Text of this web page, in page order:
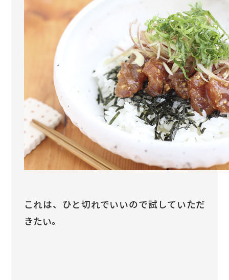
これは、ひと切れでいいので試していただ
きたい。